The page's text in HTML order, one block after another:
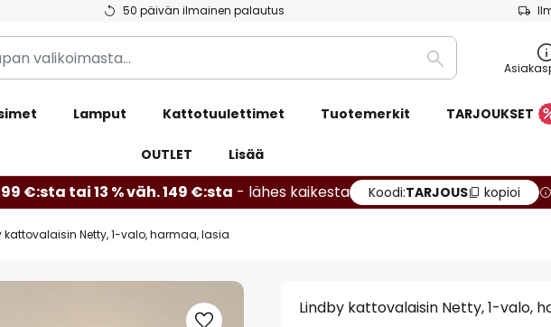
50 päivän ilmainen palautus
Etsi
Lamput Kattotuulettimet Tuotemerkit TARJOUKSET
OUTLET Lisää
€:sta tai 13 % väh. 149 €:sta - lähes kaikesta Koodi:TARJOUS kopioi
kattovalaisin Netty, 1-valo, harmaa, lasia
Lindby kattovalaisin Netty, 1-valo,